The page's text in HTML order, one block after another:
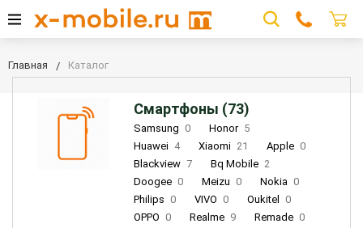
Главная Каталог
Смартфоны (73)
Samsung 0 Honor 5
Huawei 4 Xiaomi 21 Apple 0
Blackview 7 Bq Mobile 2
Doogee 0 Meizu 0 Nokia 0
Philips 0 VIVO 0 Oukitel
0
OPPO 0 Realme 9 Remade 0